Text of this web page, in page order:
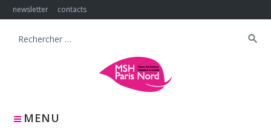
Skip
to
newsletter contacts
MENU
Search
search